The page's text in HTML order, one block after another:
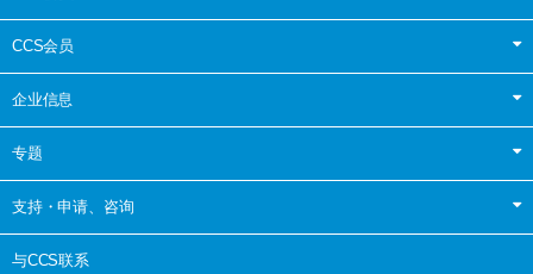
CCS会员
企业信息
专题
支持・申请、咨询
与CCS联系